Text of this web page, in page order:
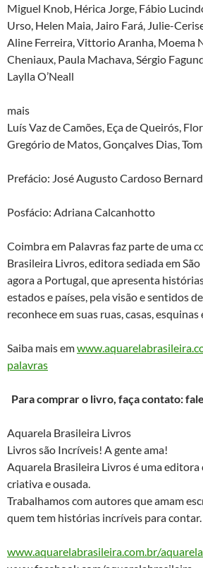
Miguel Knob, Hérica Jorge, Fábio
Urso, Helen Maia, Jairo Fará, Julie-
Aline Ferreira, Vittorio Aranha, Moema
Cheniaux, Paula Machava, Sérgio
Laylla O’Neall
mais
Luís Vaz de Camões, Eça de Queirós,
Gregório de Matos, Gonçalves Dias,
Prefácio: José Augusto Cardoso
Posfácio: Adriana Calcanhotto
Coimbra em Palavras faz parte de uma
Brasileira Livros, editora sediada em São
agora a Portugal, que apresenta
estados e países, pela visão e sentidos
reconhece em suas ruas, casas, esquinas
Saiba mais em
palavras
Para comprar o livro, faça contato:
Aquarela Brasileira Livros
Livros são Incríveis! A gente ama!
Aquarela Brasileira Livros é uma editora
criativa e ousada.
Trabalhamos com autores que amam
quem tem histórias incríveis para contar.
www.aquarelabrasileira.com.br/